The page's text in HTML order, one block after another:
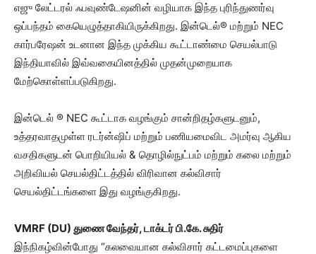
எஜு லேட்டரல் ஃபவுண்டேஷனின் வழியாக இந்த புரிந்துணர்வு
ஒப்பந்தம் கையெழுத்தாகியிருக்கிறது. இன்டெல்® மற்றும் NEC
கார்பரேஷன் உடனான இந்த முக்கிய கூட்டாண்மை செயல்பாடு
இந்தியாவில் இவ்வகையினத்தில் முதன்முறையாக
மேற்கொள்ளப்படுகிறது.
இன்டெல் ® NEC கூட்டாக வழங்கும் சான்றிதழ்களுடனும்,
உத்தரவாதமுள்ள ரடர்ன்ஷிப் மற்றும் பணியமைவிட அமர்வு ஆகிய
வசதிகளுடன் பொறியியல் & தொழில்நுட்பம் மற்றும் கலை மற்றும்
அறிவியல் செயல்திட்டத்தில் விரிவான கல்விசார்
செயல்திட்டங்களை இது வழங்குகிறது.
VMRF (DU) துணை வேந்தர், டாக்டர் பி.கே. சுதிர்
இந்நிகழ்வின்போது “கலவையான கல்விசார் கட்டமைப்புகளை